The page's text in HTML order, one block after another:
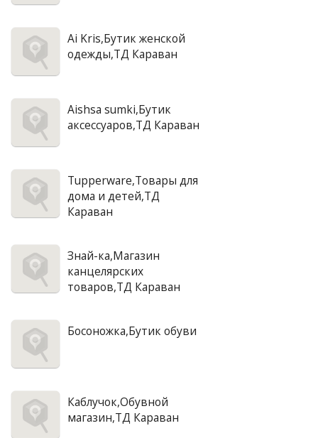
Ai Kris,Бутик женской
одежды,ТД Караван
Aishsa sumki,Бутик
аксессуаров,ТД Караван
Tupperware,Товары для
дома и детей,ТД
Караван
Знай-ка,Магазин
канцелярских
товаров,ТД Караван
Босоножка,Бутик обуви
Каблучок,Обувной
магазин,ТД Караван